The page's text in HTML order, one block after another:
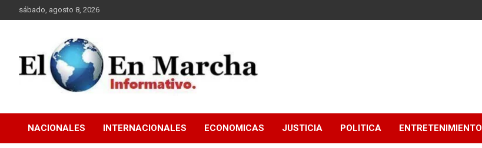
al
sábado, agosto 8, 2026
elmundoenmarcha.net
NACIONALES INTERNACIONALES ECONOMICAS JUSTICIA POLITICA ENTRETENIMIENTO